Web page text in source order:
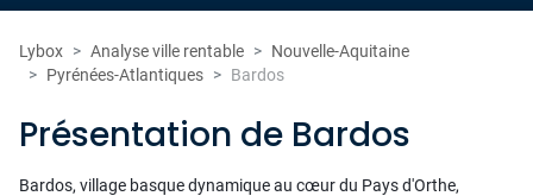
Lybox Analyse ville rentable
Nouvelle-Aquitaine
Pyrénées-Atlantiques
Bardos
Présentation de Bardos
Bardos, village basque dynamique au cœur du Pays d'Orthe,